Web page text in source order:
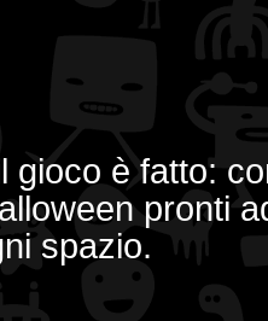
gioco è fatto:
pronti
spazio.